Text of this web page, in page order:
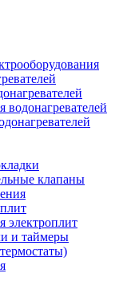
водонагревателей
клапаны
электроплит
и таймеры